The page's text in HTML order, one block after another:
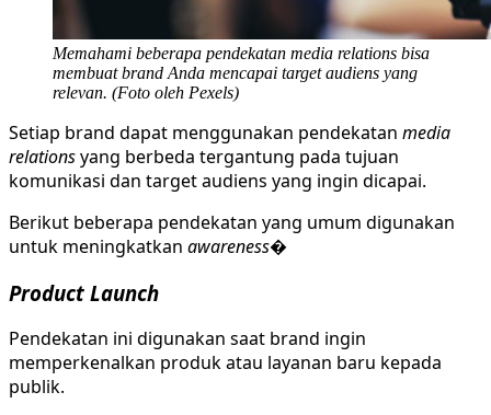
Memahami beberapa pendekatan media relations bisa
membuat brand Anda mencapai target audiens yang
relevan. (Foto oleh Pexels)
Setiap brand dapat menggunakan pendekatan media
relationsyang berbeda tergantung pada tujuan
komunikasi dan target audiens yang ingin dicapai.
Berikut beberapa pendekatan yang umum digunakan
untuk meningkatkan awareness�
Product Launch
Pendekatan ini digunakan saat brand ingin
memperkenalkan produk atau layanan baru kepada
publik.